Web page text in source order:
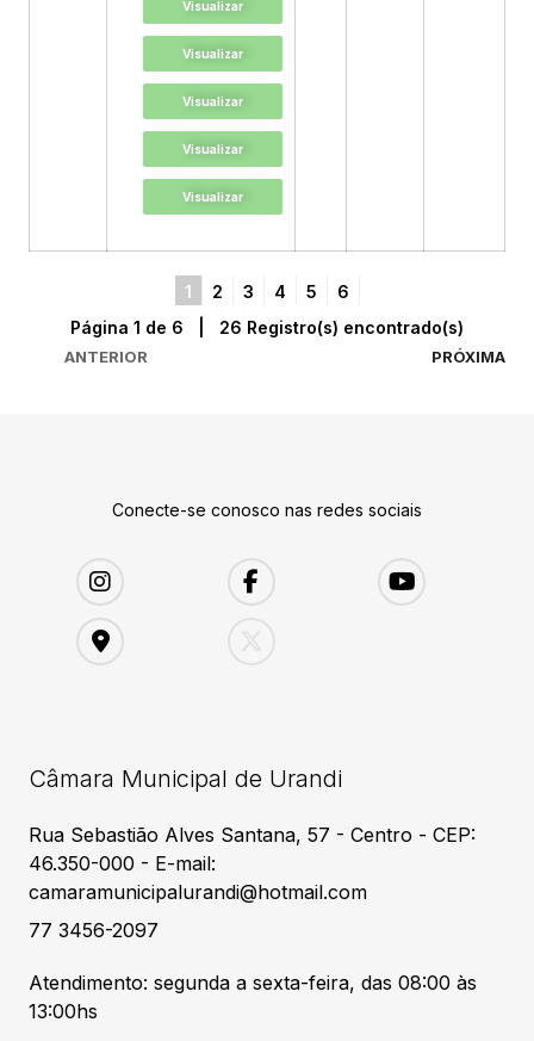
Visualizar
Visualizar
Visualizar
Visualizar
Visualizar
1 2 3 4 5 6
ANTERIOR
Página 1 de 6 | 26 Registro(s) encontrado(s)
PRÓXIMA
Conecte-se conosco nas redes sociais
Câmara Municipal de Urandi
Rua Sebastião Alves Santana, 57 - Centro - CEP:
46.350-000 - E-mail:
camaramunicipalurandi@hotmail.com
77 3456-2097
Atendimento: segunda a sexta-feira, das 08:00 às
13:00hs